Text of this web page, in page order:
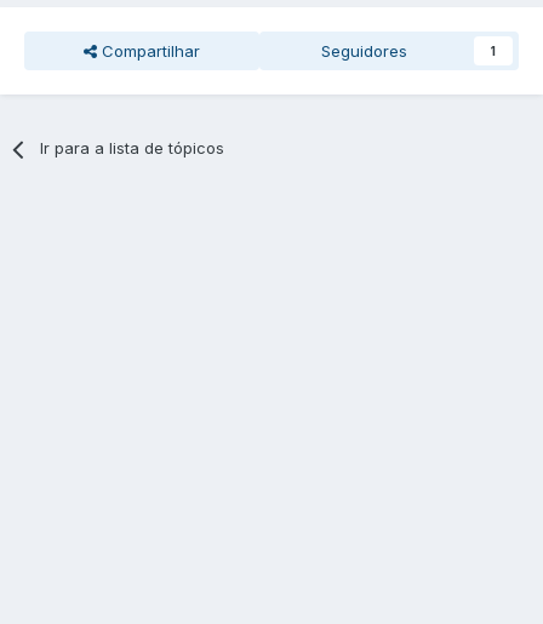
Compartilhar Seguidores 1
Ir para a lista de tópicos